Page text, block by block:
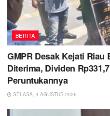
BERITA
GMPR Desak Kejati Riau
Diterima, Dividen
Peruntukannya
SELASA, 4 AGUSTUS 2026